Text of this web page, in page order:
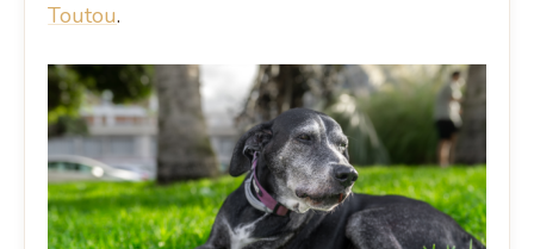
Toutou.